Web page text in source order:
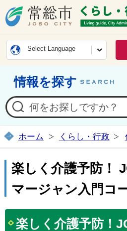
常
Select Language
情報を探す
ホーム くらし・行政
楽しく介護予防！
マージャン入門コ
楽しく介護予防！